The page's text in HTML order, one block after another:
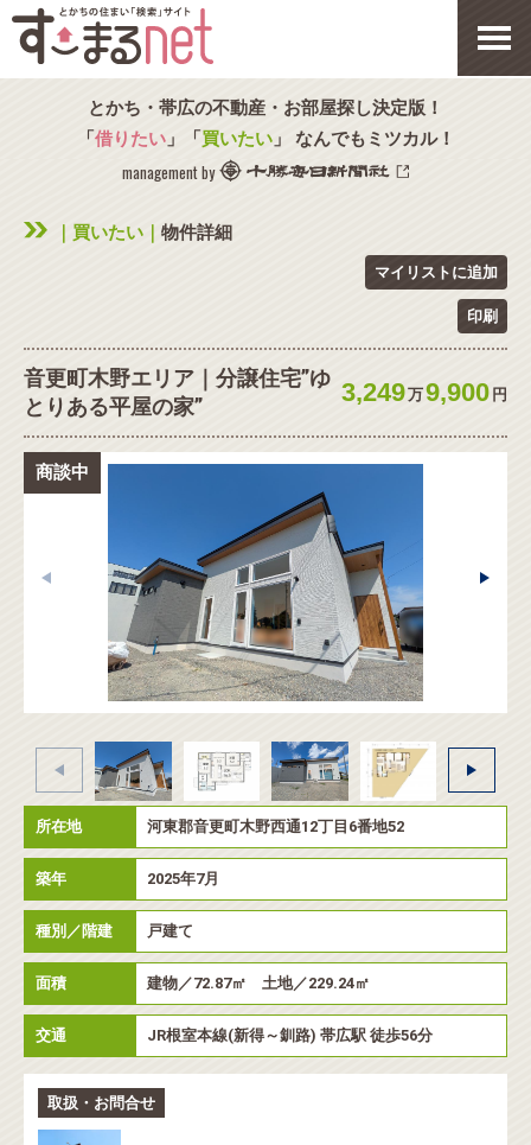
とかち・帯広の不動産・お部屋探し決定版！
「借りたい」「買いたい」 なんでもミツカル！
management by
｜買いたい｜ 物件詳細
マイリストに追加
印刷
音更町木野エリア｜分譲住宅”ゆ
とりある平屋の家”
3,249万9,900 円
商談中
所在地 河東郡音更町木野西通12丁目6番地52
築年 2025年7月
種別／階建 戸建て
面積 建物／72.87㎡ 土地／229.24㎡
交通 JR根室本線(新得～釧路) 帯広駅 徒歩56分
取扱・お問合せ